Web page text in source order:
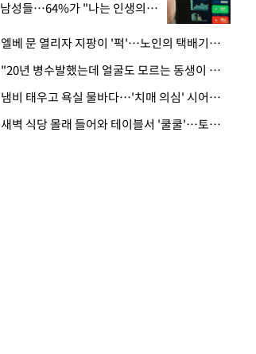
남성들…64%가 "나는 인생의
· 엘베 문 열리자 지팡이 '퍽'…노인의 택배기사 폭행 이유
· "20년 병수발했는데 얼굴도 모르는 동생이 유산 절반을"…배다른 형제 상속권 있을까
· 냄비 태우고 욕실 물바다…'치매 의심' 시어머니 검사 권유했다가 '날벼락'
· 새벽 식당 몰래 들어와 테이블서 '쿨쿨'…토사물 남기고 사라진 남성